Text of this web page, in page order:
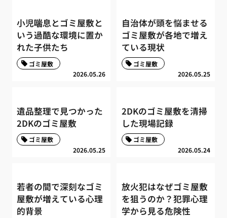
小児喘息とゴミ屋敷と
いう過酷な環境に置か
れた子供たち
2026.05.26
ゴミ屋敷
自治体が頭を悩ませる
ゴミ屋敷が各地で増え
ている現状
2026.05.25
ゴミ屋敷
遺品整理で見つかった
2DKのゴミ屋敷
2026.05.25
ゴミ屋敷
2DKのゴミ屋敷を清掃
した現場記録
2026.05.24
ゴミ屋敷
若者の間で深刻なゴミ
屋敷が増えている心理
的背景
放火犯はなぜゴミ屋敷
を狙うのか？犯罪心理
学から見る危険性